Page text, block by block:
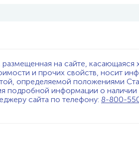
на сайте, касающаяся
и прочих свойств, носит
определяемой положениями
подробной информации о наличии
сайта по телефону: 8-800-